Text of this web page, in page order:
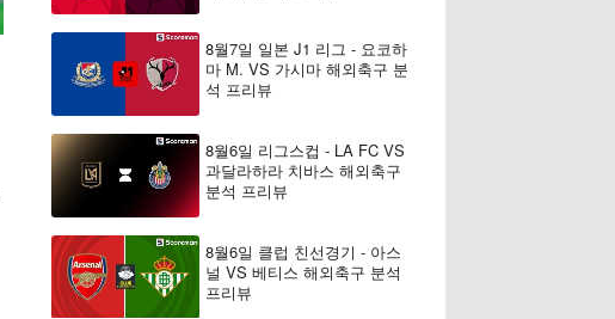
8월7일 일본 J1 리그 - 요코하
마 M. VS 가시마 해외축구 분
석 프리뷰
8월6일 리그스컵 - LA FC VS
과달라하라 치바스 해외축구
분석 프리뷰
8월6일 클럽 친선경기 - 아스
널 VS 베티스 해외축구 분석
프리뷰